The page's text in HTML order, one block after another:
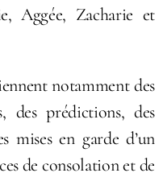
Aggée, Zacharie et
notamment des
des prédictions, des
mises en garde d’un
de consolation et de